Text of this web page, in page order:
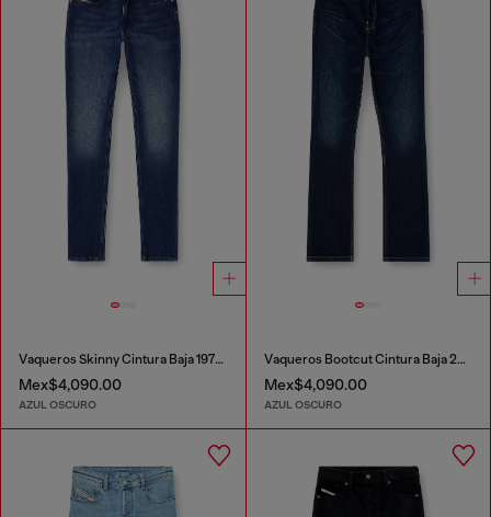
Vaqueros Skinny Cintura Baja 1979 Sleenker
Mex$4,090.00
AZUL OSCURO
Vaqueros Bootcut Cintura Baja 2007 Zatiny
Mex$4,090.00
AZUL OSCURO